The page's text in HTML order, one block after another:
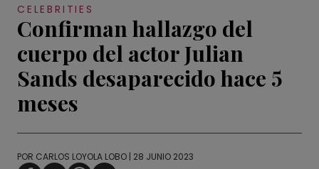
CELEBRITIES
Confirman hallazgo del
cuerpo del actor Julian
Sands desaparecido hace 5
meses
POR CARLOS LOYOLA LOBO | 28 JUNIO 2023